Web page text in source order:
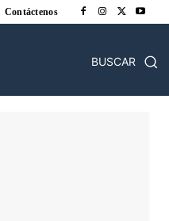
Contáctenos
BUSCAR